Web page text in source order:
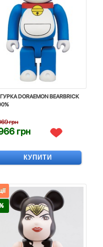
DORAEMON BEARBRICK
грн
грн
КУПИТИ